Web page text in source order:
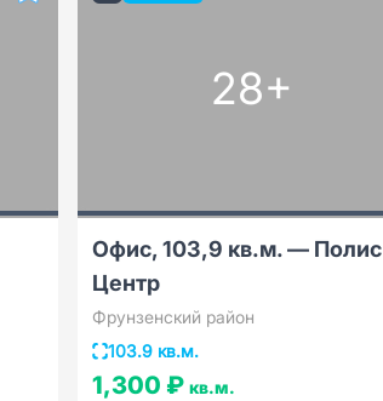
28+
Офис, 103,9 кв.м. — Полис
Центр
Фрунзенский район
103.9 кв.м.
1,300 ₽ кв.м.